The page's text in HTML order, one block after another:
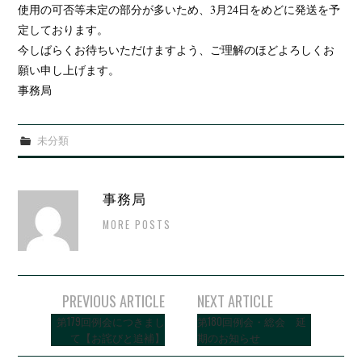
使用の可否等未定の部分が多いため、3月24日をめどに発送を予
定しております。
今しばらくお待ちいただけますよう、ご理解のほどよろしくお
願い申し上げます。
事務局
未分類
事務局
MORE POSTS
Post navigation
PREVIOUS ARTICLE
第179回例会につきまし
て【お詫びと追補】
NEXT ARTICLE
第180回例会・総会 延
期のお知らせ